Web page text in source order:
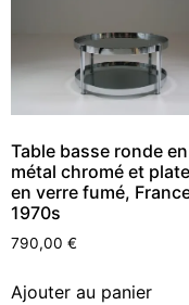
Table basse ronde en
métal chromé et
en verre fumé,
1970s
790,00 €
Ajouter au panier